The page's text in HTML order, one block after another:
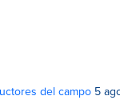
del campo 5